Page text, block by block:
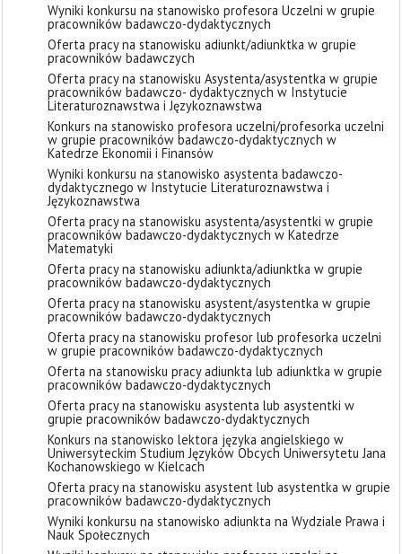
Wyniki konkursu na stanowisko profesora Uczelni w grupie
pracowników badawczo-dydaktycznych
Oferta pracy na stanowisku adiunkt/adiunktka w grupie
pracowników badawczych
Oferta pracy na stanowisku Asystenta/asystentka w grupie
pracowników badawczo- dydaktycznych w Instytucie
Literaturoznawstwa i Językoznawstwa
Konkurs na stanowisko profesora uczelni/profesorka uczelni
w grupie pracowników badawczo-dydaktycznych w
Katedrze Ekonomii i Finansów
Wyniki konkursu na stanowisko asystenta badawczo-
dydaktycznego w Instytucie Literaturoznawstwa i
Językoznawstwa
Oferta pracy na stanowisku asystenta/asystentki w grupie
pracowników badawczo-dydaktycznych w Katedrze
Matematyki
Oferta pracy na stanowisku adiunkta/adiunktka w grupie
pracowników badawczo-dydaktycznych
Oferta pracy na stanowisku asystent/asystentka w grupie
pracowników badawczo-dydaktycznych
Oferta pracy na stanowisku profesor lub profesorka uczelni
w grupie pracowników badawczo-dydaktycznych
Oferta na stanowisku pracy adiunkta lub adiunktka w grupie
pracowników badawczo-dydaktycznych
Oferta pracy na stanowisku asystenta lub asystentki w
grupie pracowników badawczo-dydaktycznych
Konkurs na stanowisko lektora języka angielskiego w
Uniwersyteckim Studium Języków Obcych Uniwersytetu Jana
Kochanowskiego w Kielcach
Oferta pracy na stanowisku asystent lub asystentka w grupie
pracowników badawczo-dydaktycznych
Wyniki konkursu na stanowisko adiunkta na Wydziale Prawa i
Nauk Społecznych